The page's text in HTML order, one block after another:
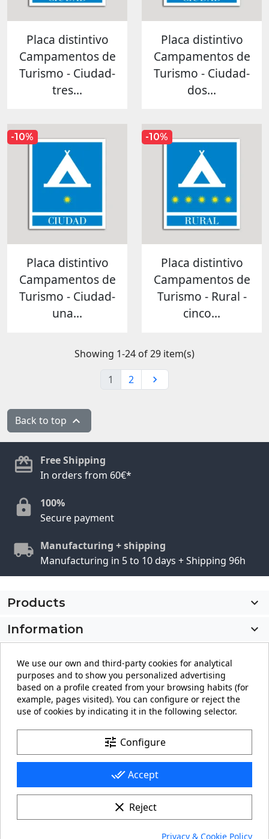
Placa distintivo
Campamentos de
Turismo - Ciudad-
tres...
Placa distintivo
Campamentos de
Turismo - Ciudad-
dos...
Placa distintivo
Campamentos de
Turismo - Ciudad-
una...
-10%
Placa distintivo
Campamentos de
Turismo - Rural -
cinco...
-10%
Showing 1-24 of 29 item(s)
1
2 
Back to top 
Free Shipping
In orders from 60€*
100%
Secure payment
Manufacturing + shipping
Manufacturing in 5 to 10 days + Shipping 96h
Products

Information

Store information
keyboard_arrow_down
FacebookYouTubePinterestInstagram
LinkedIn
© 2026 - carteling.com its a registered trademark.
We use our own and third-party cookies for analytical
purposes and to show you personalized advertising
based on a profile created from your browsing habits (for
example, pages visited). You can configure or reject the
use of cookies by indicating it in the following selector.
tune Configure
done_all Accept
clear Reject
Privacy & Cookie Policy